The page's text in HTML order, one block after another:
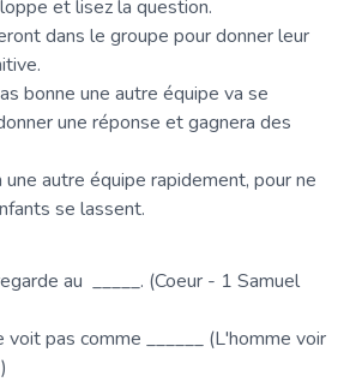
et lisez la question.
dans le groupe pour donner leur
bonne une autre équipe va se
une réponse et gagnera des
une autre équipe rapidement, pour ne
se lassent.
au _____. (Coeur - 1 Samuel
pas comme ______ (L'homme voir